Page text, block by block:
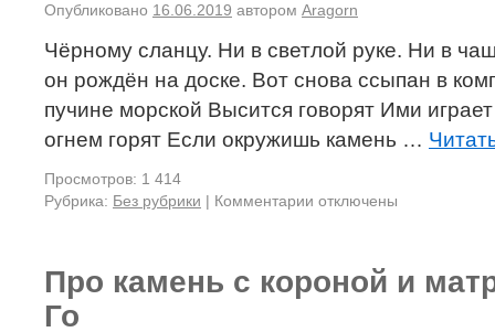
Опубликовано 16.06.2019 автором Aragorn
Чёрному сланцу. Ни в светлой руке. Ни в
он рождён на доске. Вот снова ссыпан в
пучине морской Высится говорят Ими
огнем горят Если окружишь камень …
Просмотров: 1 414
Рубрика: Без рубрики | Комментарии отключены
Про камень с короной и
Го